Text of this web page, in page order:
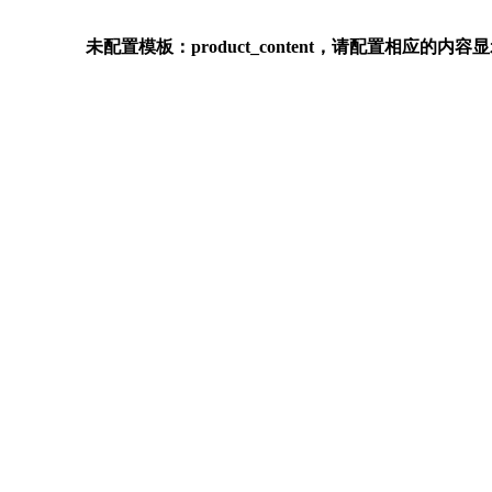
未配置模板：product_content，请配置相应的内容